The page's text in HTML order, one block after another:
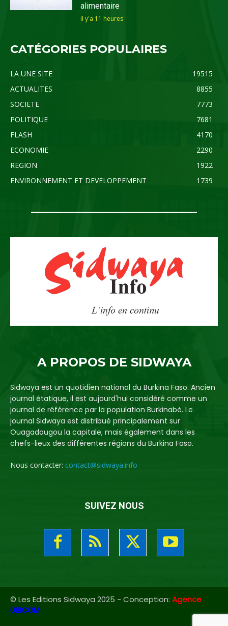
alimentaire
il y'a 11 heures
CATÉGORIES POPULAIRES
LA UNE SITE
19515
ACTUALITES
8855
SOCIETE
7773
POLITIQUE
7681
FLASH
4170
ECONOMIE
2290
REGION
1922
ENVIRONNEMENT ET DEVELOPPEMENT
1739
A PROPOS DE SIDWAYA
Sidwaya est un quotidien national du Burkina Faso. Ancien
journal étatique, il est aujourd'hui considéré comme un
journal de référence par la population Burkinabè. Le
journal Sidwaya est distribué principalement sur
Ouagadougou la capitale, mais également dans les
chefs-lieux des différentes régions du Burkina Faso.
Nous contacter: contact@sidwaya.info
SUIVEZ NOUS
© Les Editions Sidwaya 2025 - Conception: Agence
UBICOM